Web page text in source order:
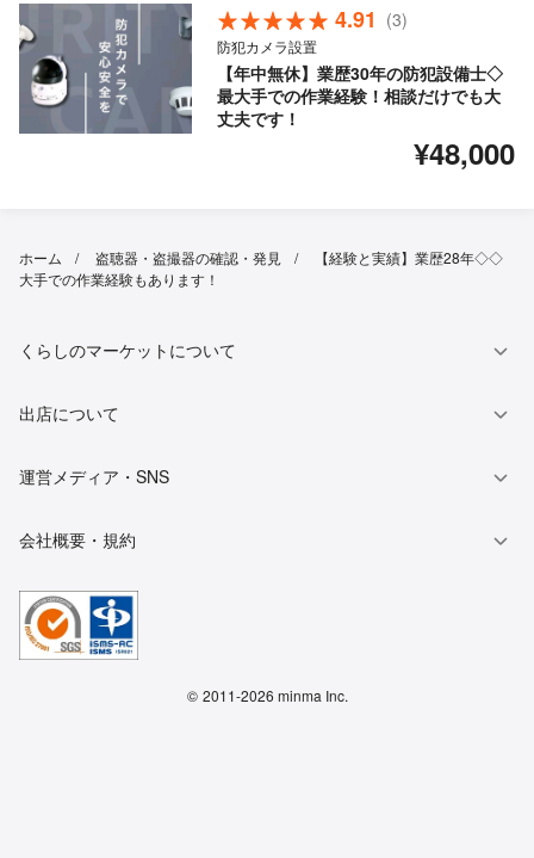
4.91 (3)
防犯カメラ設置
【年中無休】業歴30年の防犯設備士◇
最大手での作業経験！相談だけでも大
丈夫です！
¥48,000
ホーム 盗聴器・盗撮器の確認・発見
【経験と実績】業歴28年◇◇
大手での作業経験もあります！
くらしのマーケットについて
出店について
運営メディア・SNS
会社概要・規約
© 2011-2026 minma Inc.